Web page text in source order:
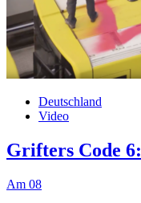
Deutschland
Video
Grifters Code
Am 08